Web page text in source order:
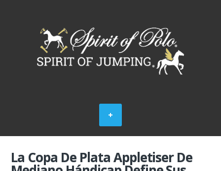
La Copa De Plata Appletiser De